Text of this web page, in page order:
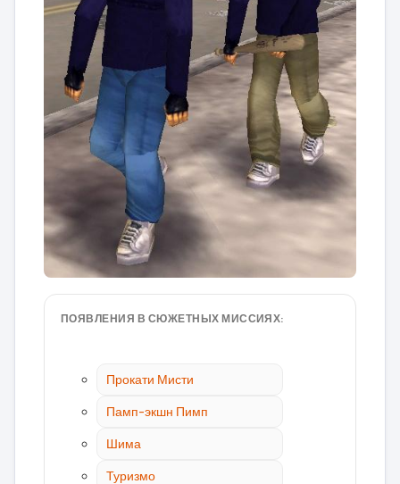
ПОЯВЛЕНИЯ В СЮЖЕТНЫХ МИССИЯХ:
Прокати Мисти
Памп-экшн Пимп
Шима
Туризмо